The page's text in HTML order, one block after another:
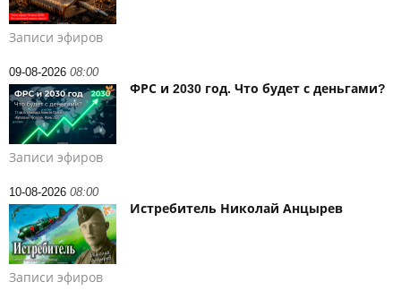
Записи эфиров
09-08-2026 08:00
ФРС и 2030 год. Что будет с деньгами?
Записи эфиров
10-08-2026 08:00
Истребитель Николай Анцырев
Записи эфиров